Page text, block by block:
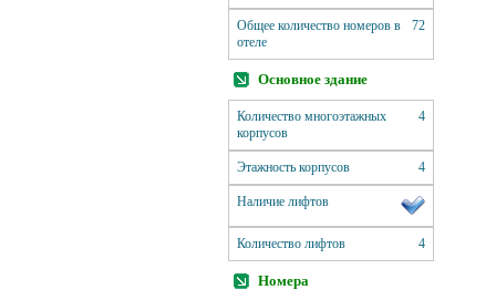
Общее количество номеров в
отеле
72
Основное здание
Количество многоэтажных
корпусов
4
Этажность корпусов 4
Наличие лифтов
Количество лифтов 4
Номера